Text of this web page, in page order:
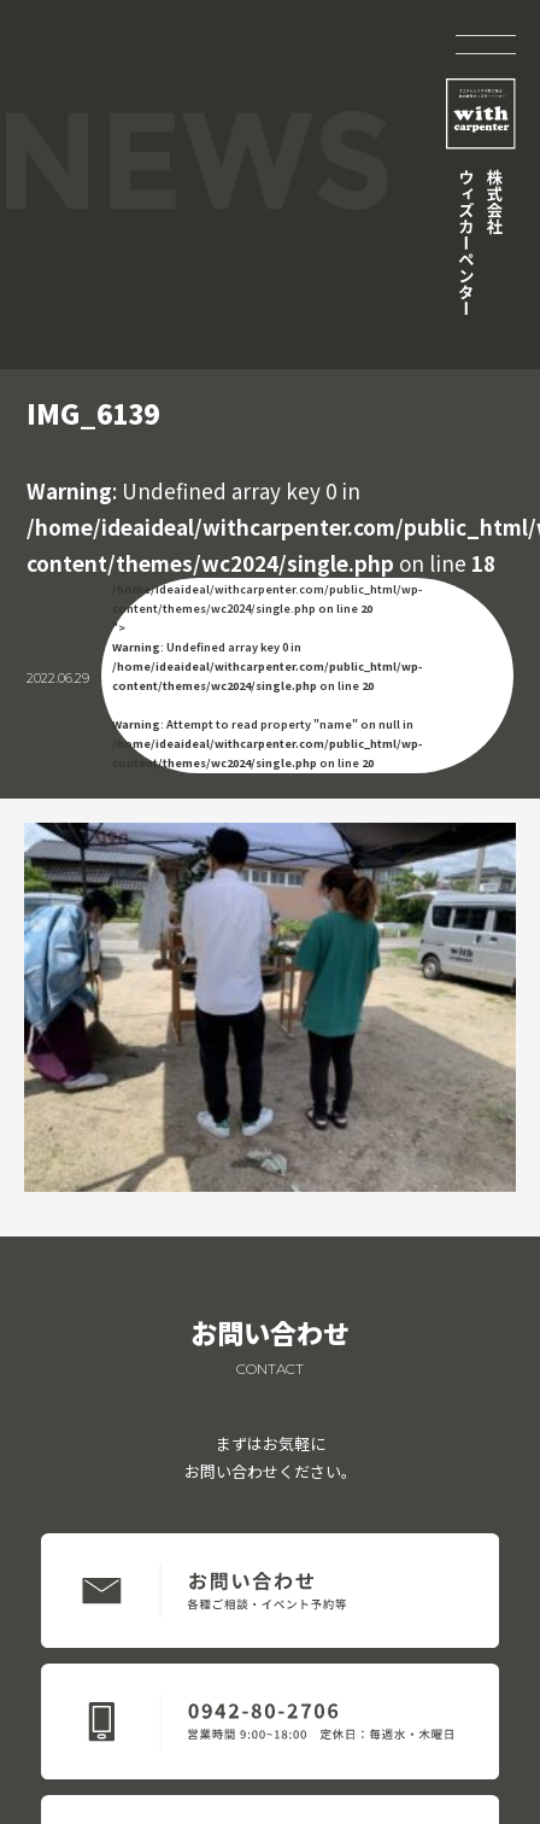
IMG_6139
Warning: Undefined array key 0 in
/home/ideaideal/withcarpenter.com/
content/themes/wc2024/single.php on line 18
2022.06.29
/home/ideaideal/withcarpenter.com/public_html/wp-
content/themes/wc2024/single.php on line 20
">
Warning: Undefined array key 0 in
/home/ideaideal/withcarpenter.com/public_html/wp-
content/themes/wc2024/single.php on line 20
Warning: Attempt to read property "name" on null in
/home/ideaideal/withcarpenter.com/public_html/wp-
content/themes/wc2024/single.php on line 20
お問い合わせ
CONTACT
まずはお気軽に
お問い合わせください。